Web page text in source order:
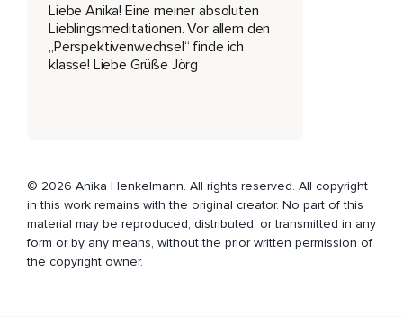
Schau dir selbst noch einmal ganz tief in die Augen und
wiederhole,
Entweder laut oder in Gedanken,
dieser Welt.
Ich bin genug.
Ich weiß,
Liebe Anika! Eine meiner absoluten
Lieblingsmeditationen. Vor allem den
„Perspektivenwechsel“ finde ich
klasse! Liebe Grüße Jörg
© 2026 Anika Henkelmann. All rights reserved. All copyright
in this work remains with the original creator. No part of this
material may be reproduced, distributed, or transmitted in any
form or by any means, without the prior written permission of
the copyright owner.